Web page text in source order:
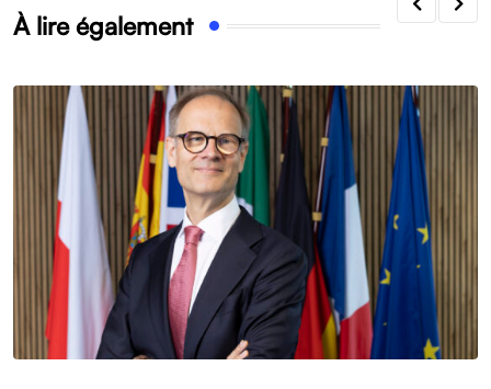
À lire également